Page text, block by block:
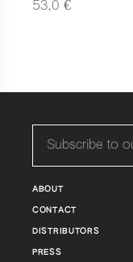
53,0 €
ABOUT
CONTACT
DISTRIBUTORS
PRESS